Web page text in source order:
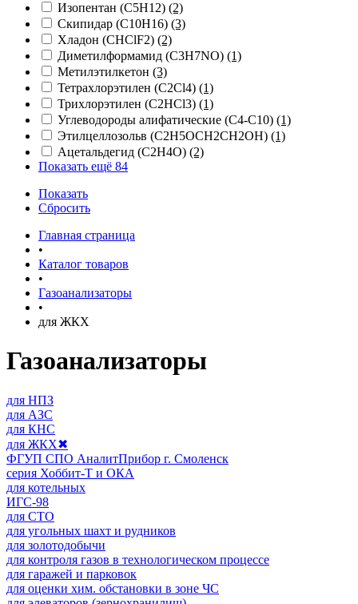
Изопентан (C5H12) (2)
Скипидар (С10Н16) (3)
Хладон (CHClF2) (2)
Диметилформамид (C3H7NO) (1)
Метилэтилкетон (3)
Тетрахлорэтилен (C2Cl4) (1)
Трихлорэтилен (C2HCl3) (1)
Углеводороды алифатические (С4-С10) (1)
Этилцеллозольв (C2H5OCH2CH2OH) (1)
Ацетальдегид (С2H4O) (2)
Показать ещё 84
Показать
Сбросить
Главная страница
•
Каталог товаров
•
Газоанализаторы
•
для ЖКХ
Газоанализаторы
для НПЗ
для АЗС
для КНС
для ЖКХ✖
ФГУП СПО АналитПрибор г. Смоленск
серия Хоббит-Т и ОКА
для котельных
ИГС-98
для СТО
для угольных шахт и рудников
для золотодобычи
для контроля газов в технологическом процессе
для гаражей и парковок
для оценки хим. обстановки в зоне ЧС